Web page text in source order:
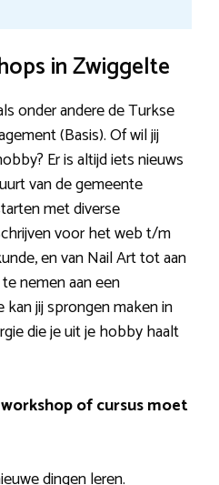
in Zwiggelte
onder andere de Turkse
(Basis). Of wil jij
Er is altijd iets nieuws
van de gemeente
met diverse
voor het web t/m
en van Nail Art tot aan
nemen aan een
jij sprongen maken in
die je uit je hobby haalt
of cursus moet